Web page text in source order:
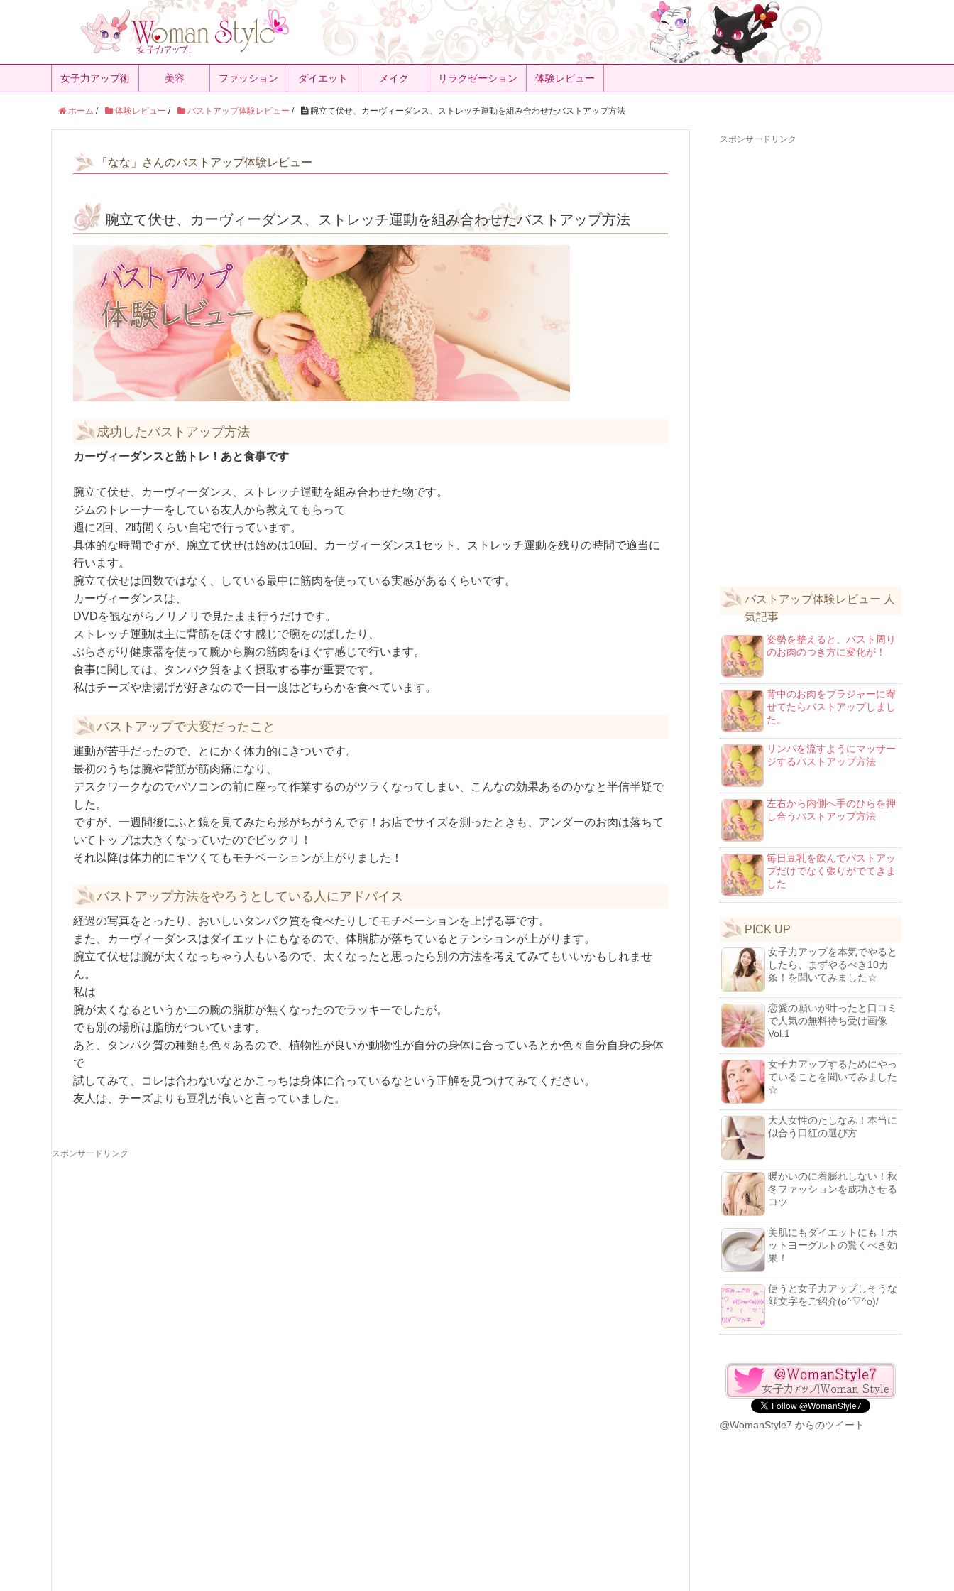
女子力アップ術 美容 ファッション ダイエット メイク リラクゼーション 体験レビュー
ホーム / 体験レビュー / バストアップ体験レビュー / 腕立て伏せ、カーヴィーダンス、ストレッチ運動を組み合わせたバストアップ方法
「なな」さんのバストアップ体験レビュー
腕立て伏せ、カーヴィーダンス、ストレッチ運動を組み合わせたバストアップ方法
成功したバストアップ方法
カーヴィーダンスと筋トレ！あと食事です
腕立て伏せ、カーヴィーダンス、ストレッチ運動を組み合わせた物です。
ジムのトレーナーをしている友人から教えてもらって
週に2回、2時間くらい自宅で行っています。
具体的な時間ですが、腕立て伏せは始めは10回、カーヴィーダンス1セット、ストレッチ運動を残りの時間で適当に
行います。
腕立て伏せは回数ではなく、している最中に筋肉を使っている実感があるくらいです。
カーヴィーダンスは、
DVDを観ながらノリノリで見たまま行うだけです。
ストレッチ運動は主に背筋をほぐす感じで腕をのばしたり、
ぶらさがり健康器を使って腕から胸の筋肉をほぐす感じで行います。
食事に関しては、タンパク質をよく摂取する事が重要です。
私はチーズや唐揚げが好きなので一日一度はどちらかを食べています。
バストアップで大変だったこと
運動が苦手だったので、とにかく体力的にきついです。
最初のうちは腕や背筋が筋肉痛になり、
デスクワークなのでパソコンの前に座って作業するのがツラくなってしまい、こんなの効果あるのかなと半信半疑で
した。
ですが、一週間後にふと鏡を見てみたら形がちがうんです！お店でサイズを測ったときも、アンダーのお肉は落ちて
いてトップは大きくなっていたのでビックリ！
それ以降は体力的にキツくてもモチベーションが上がりました！
バストアップ方法をやろうとしている人にアドバイス
経過の写真をとったり、おいしいタンパク質を食べたりしてモチベーションを上げる事です。
また、カーヴィーダンスはダイエットにもなるので、体脂肪が落ちているとテンションが上がります。
腕立て伏せは腕が太くなっちゃう人もいるので、太くなったと思ったら別の方法を考えてみてもいいかもしれませ
ん。
私は
腕が太くなるというか二の腕の脂肪が無くなったのでラッキーでしたが。
でも別の場所は脂肪がついています。
あと、タンパク質の種類も色々あるので、植物性が良いか動物性が自分の身体に合っているとか色々自分自身の身体
で
試してみて、コレは合わないなとかこっちは身体に合っているなという正解を見つけてみてください。
友人は、チーズよりも豆乳が良いと言っていました。
スポンサードリンク
スポンサードリンク
バストアップ体験レビュー 人
気記事
姿勢を整えると、バスト周り
のお肉のつき方に変化が！
背中のお肉をブラジャーに寄
せてたらバストアップしまし
た。
リンパを流すようにマッサー
ジするバストアップ方法
左右から内側へ手のひらを押
し合うバストアップ方法
毎日豆乳を飲んでバストアッ
プだけでなく張りがでてきま
した
PICK UP
女子力アップを本気でやると
したら、まずやるべき10カ
条！を聞いてみました☆
恋愛の願いが叶ったと口コミ
で人気の無料待ち受け画像
Vol.1
女子力アップするためにやっ
ていることを聞いてみました
☆
大人女性のたしなみ！本当に
似合う口紅の選び方
暖かいのに着膨れしない！秋
冬ファッションを成功させる
コツ
美肌にもダイエットにも！ホ
ットヨーグルトの驚くべき効
果！
使うと女子力アップしそうな
顔文字をご紹介(o^▽^o)/
@WomanStyle7 からのツイート